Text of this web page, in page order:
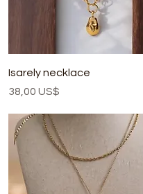
Isarely necklace
Precio
38,00 US$